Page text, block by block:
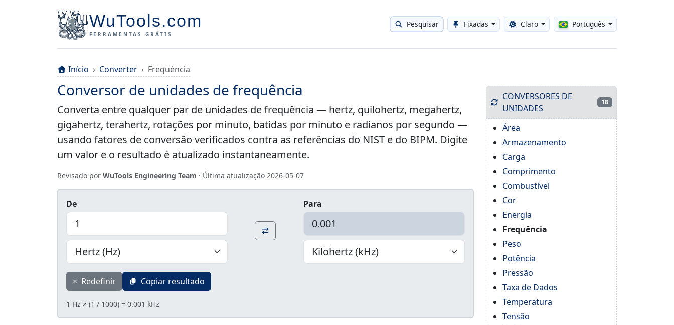
WuTools.com
FERRAMENTAS GRÁTIS
Pesquisar Fixadas Toggle theme
Claro Português
Início Converter Frequência
Conversor de unidades de frequência
Converta entre qualquer par de unidades de frequência — hertz, quilohertz, megahertz,
gigahertz, terahertz, rotações por minuto, batidas por minuto e radianos por segundo —
usando fatores de conversão verificados contra as referências do NIST e do BIPM. Digite
um valor e o resultado é atualizado instantaneamente.
Revisado por WuTools Engineering Team · Última atualização 2026-05-07
De Para
× Redefinir Copiar resultado
1 Hz × (1 / 1000) = 0.001 kHz
CONVERSORES DE
UNIDADES
18
Área
Armazenamento
Carga
Comprimento
Combustível
Cor
Energia
Frequência
Peso
Potência
Pressão
Taxa de Dados
Temperatura
Tensão